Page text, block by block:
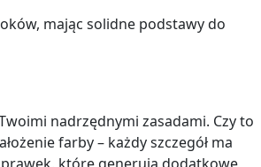
mając solidne podstawy do
nadrzędnymi zasadami. Czy to
farby – każdy szczegół ma